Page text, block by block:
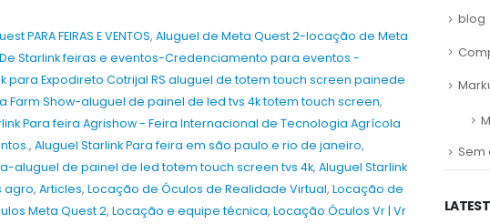
FEIRAS E VENTOS, Aluguel de Meta Quest 2-locação de Meta
Starlink feiras e eventos-Credenciamento para eventos -
para Expodireto Cotrijal RS aluguel de totem touch screen painede
Farm Show-aluguel de painel de led tvs 4k totem touch screen,
Para feira Agrishow - Feira Internacional de Tecnologia Agrícola
, Aluguel Starlink Para feira em são paulo e rio de janeiro,
aluguel de painel de led totem touch screen tvs 4k, Aluguel Starlink
agro, Articles, Locação de Óculos de Realidade Virtual, Locação de
Meta Quest 2, Locação e equipe técnica, Locação Óculos Vr | Vr
blog
Sem